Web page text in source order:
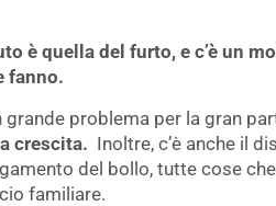
è quella del furto, e c’è un
fanno.
grande problema per la gran
crescita. Inoltre, c’è anche il
del bollo, tutte cose
familiare.